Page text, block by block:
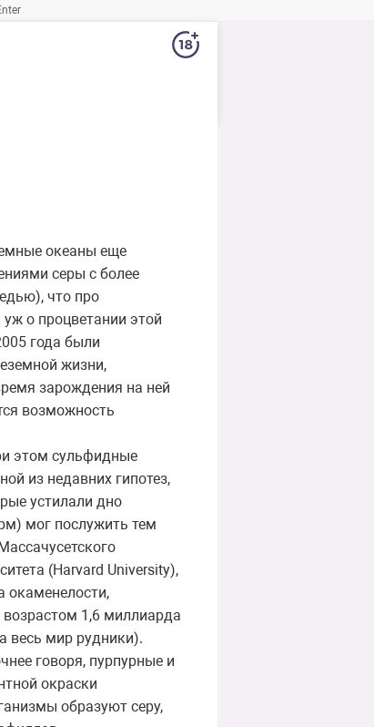
океаны еще
серы с более
что про
о процветании этой
года были
жизни,
зарождения на ней
возможность
этом сульфидные
из недавних гипотез,
устилали дно
мог послужить тем
(Harvard University),
окаменелости,
1,6 миллиарда
весь мир рудники).
говоря, пурпурные и
окраски
образуют серу,